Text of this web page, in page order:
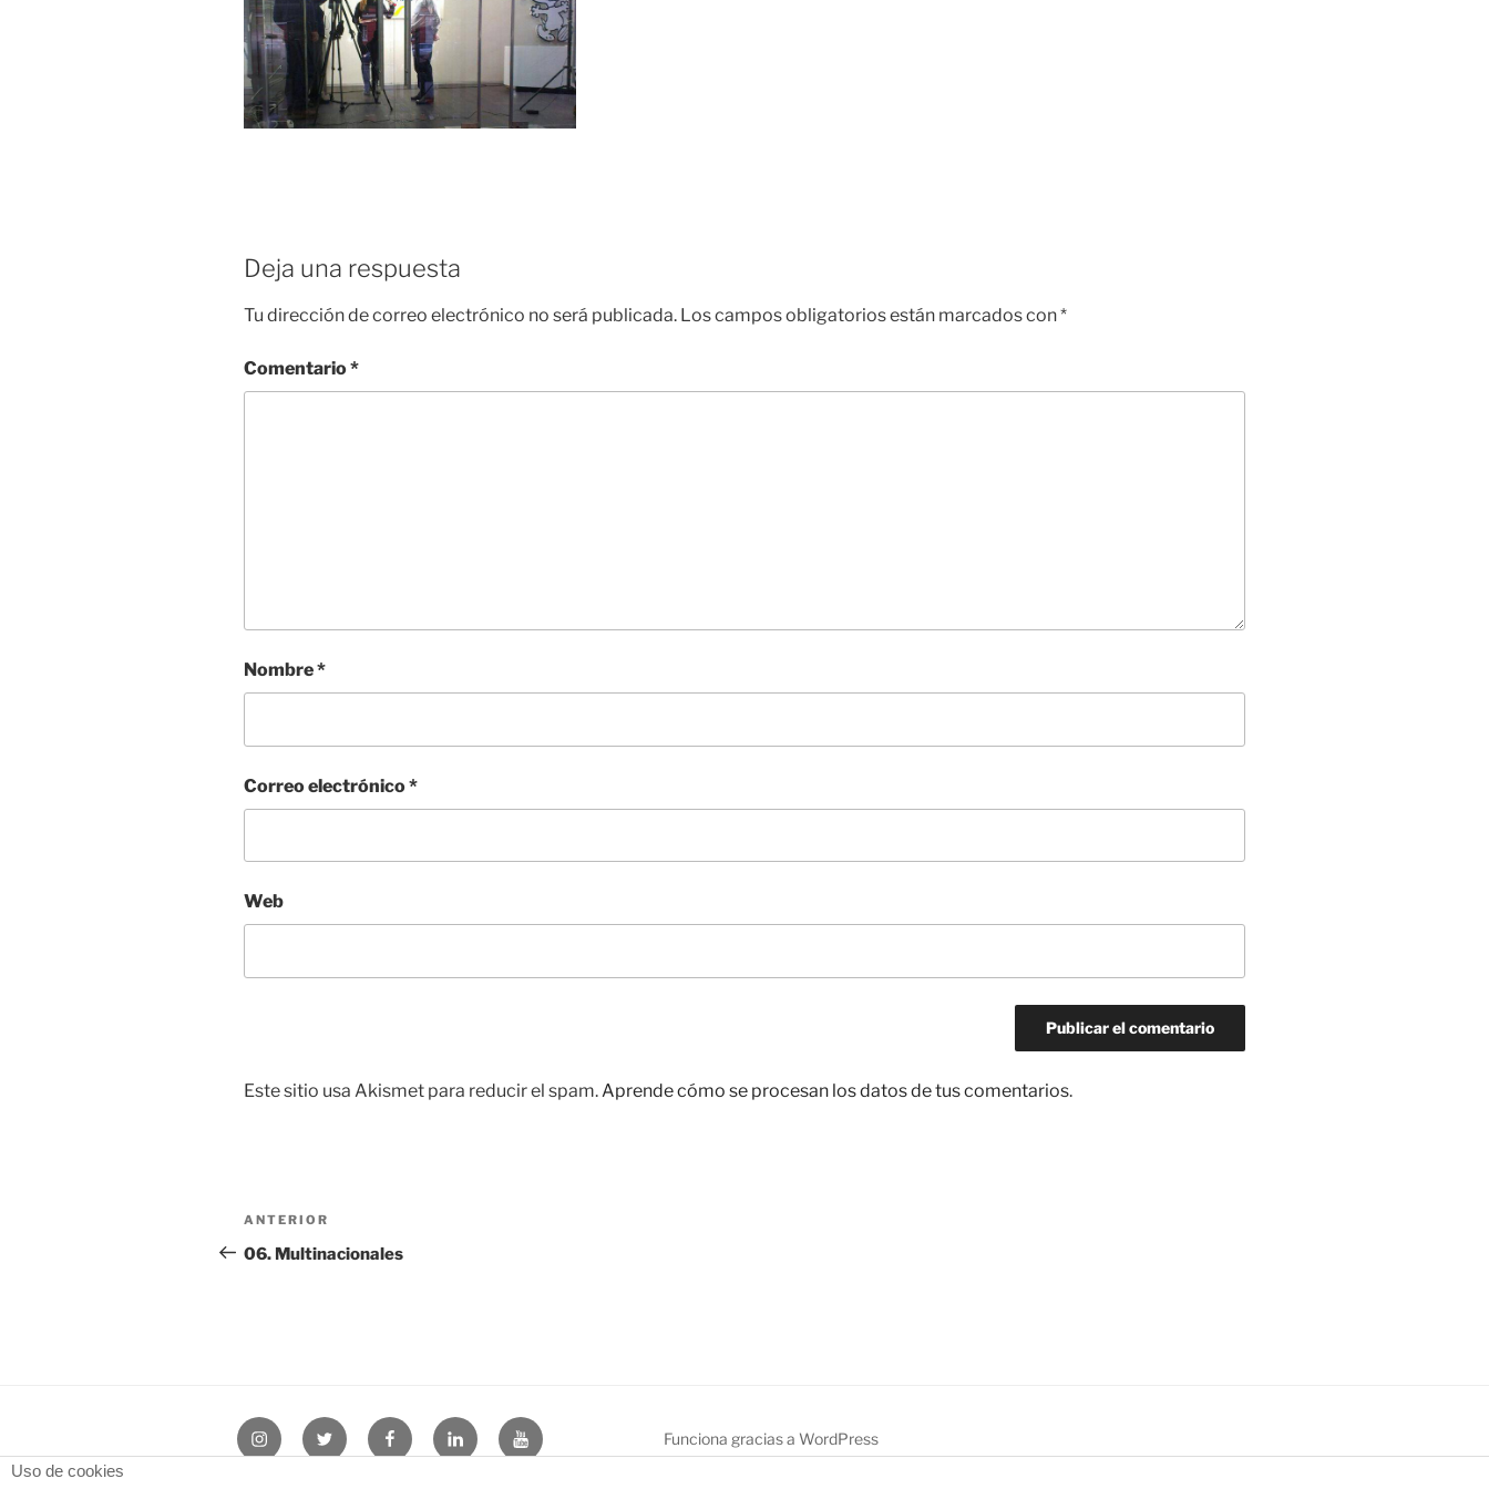
Deja una respuesta
Tu dirección de correo electrónico no será publicada. Los campos obligatorios están marcados con*
Comentario*
Nombre*
Correo electrónico*
Web
Este sitio usa Akismet para reducir el spam. Aprende cómo se procesan los datos de tus comentarios.
Navegación
de
Entrada
anterior:
ANTERIOR
06. Multinacionales
InstagramTwitter FacebookLinkedInYoutube
Funciona gracias a WordPress
Uso de cookies